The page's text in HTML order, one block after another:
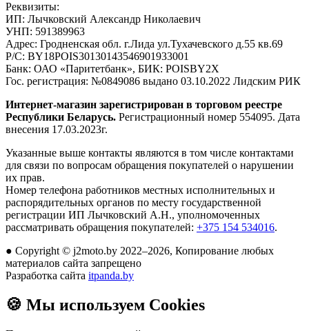
Реквизиты:
ИП: Лычковский Александр Николаевич
УНП: 591389963
Адрес: Гродненская обл. г.Лида ул.Тухачевского д.55 кв.69
Р/С: BY18POIS30130143546901933001
Банк: ОАО «Паритетбанк», БИК: POISBY2X
Гос. регистрация: №0849086 выдано 03.10.2022 Лидским РИК
Интернет-магазин зарегистрирован в торговом реестре
Республики Беларусь. Регистрационный номер 554095. Дата
внесения 17.03.2023г.
Указанные выше контакты являются в том числе контактами
для связи по вопросам обращения покупателей о нарушении
их прав.
Номер телефона работников местных исполнительных и
распорядительных органов по месту государственной
регистрации ИП Лычковский А.Н., уполномоченных
рассматривать обращения покупателей: +375 154 534016.
● Copyright © j2moto.by 2022–2026, Копирование любых
материалов сайта запрещено
Разработка сайта itpanda.by
🍪 Мы используем Cookies